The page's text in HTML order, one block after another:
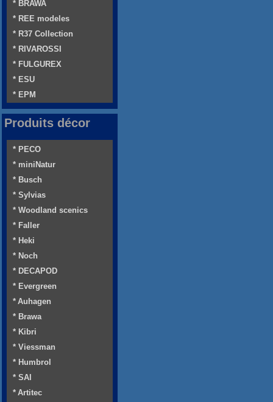
* BRAWA
* REE modeles
* R37 Collection
* RIVAROSSI
* FULGUREX
* ESU
* EPM
Produits décor
* PECO
* miniNatur
* Busch
* Sylvias
* Woodland scenics
* Faller
* Heki
* Noch
* DECAPOD
* Evergreen
* Auhagen
* Brawa
* Kibri
* Viessman
* Humbrol
* SAI
* Artitec